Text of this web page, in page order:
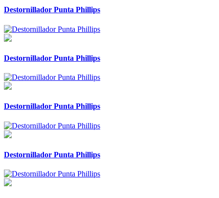
Destornillador Punta Phillips
Destornillador Punta Phillips
Destornillador Punta Phillips
Destornillador Punta Phillips